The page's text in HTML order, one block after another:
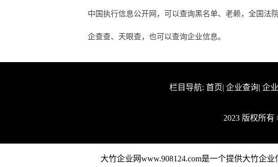
中国执行信息公开网，可以查询黑名单、老赖，全国法
企查查、天眼查，也可以查询企业信息。
栏目导航: 首页| 企业查询| 企
2023 版权所有
大竹企业网www.908124.com是一个提供大竹企